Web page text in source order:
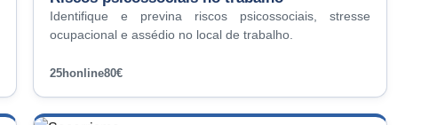
Identifique e previna riscos psicossociais, stresse
ocupacional e assédio no local de trabalho.
25honline80€